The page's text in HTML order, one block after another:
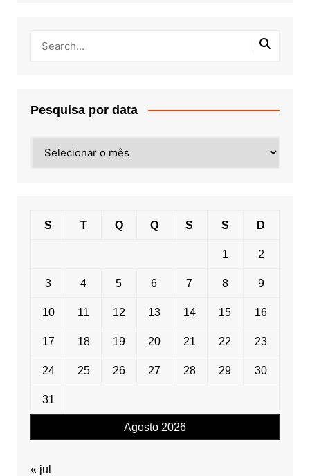
Pesquisa por data
por
Agosto 2026
S T Q Q S S D
1 2
3 4 5 6 7 8 9
10 11 12 13 14 15 16
17 18 19 20 21 22 23
24 25 26 27 28 29 30
31
« jul